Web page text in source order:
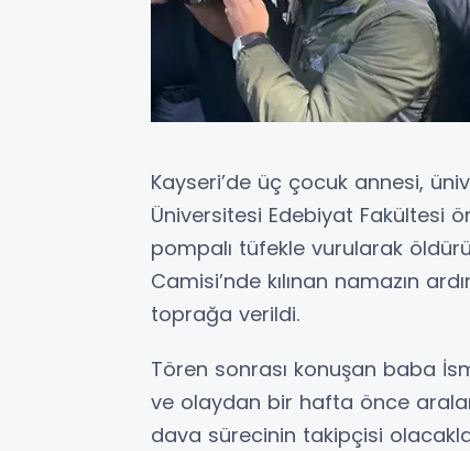
Kayseri’de üç çocuk annesi,
Üniversitesi Edebiyat Fakültesi
pompalı tüfekle vurularak
Camisi’nde kılınan namazın
toprağa verildi.
Tören sonrası konuşan baba
ve olaydan bir hafta önce
dava sürecinin takipçisi